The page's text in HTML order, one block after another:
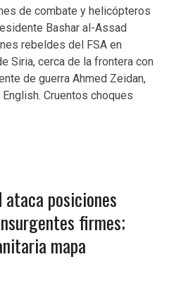
de combate y helicópteros
Bashar al-Assad
rebeldes del FSA en
Siria, cerca de la frontera con
de guerra Ahmed Zeidan,
Cruentos choques
ataca posiciones
firmes;
mapa